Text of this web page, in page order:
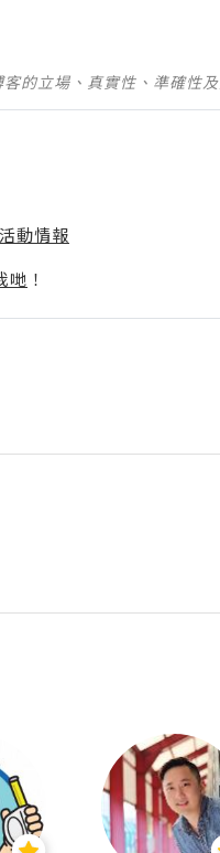
的立場、真實性、準確性
活動情報
哋 ！